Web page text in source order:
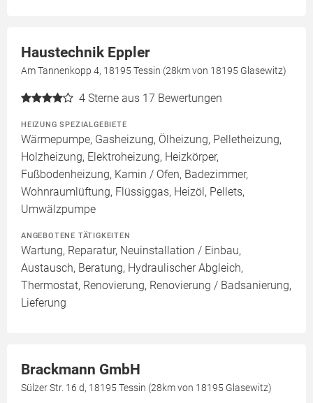
Haustechnik Eppler
Am Tannenkopp 4, 18195 Tessin (28km von 18195 Glasewitz)
4 Sterne aus 17 Bewertungen
HEIZUNG SPEZIALGEBIETE
Wärmepumpe, Gasheizung, Ölheizung, Pelletheizung,
Holzheizung, Elektroheizung, Heizkörper,
Fußbodenheizung, Kamin / Ofen, Badezimmer,
Wohnraumlüftung, Flüssiggas, Heizöl, Pellets,
Umwälzpumpe
ANGEBOTENE TÄTIGKEITEN
Wartung, Reparatur, Neuinstallation / Einbau,
Austausch, Beratung, Hydraulischer Abgleich,
Thermostat, Renovierung, Renovierung / Badsanierung,
Lieferung
Brackmann GmbH
Sülzer Str. 16 d, 18195 Tessin (28km von 18195 Glasewitz)